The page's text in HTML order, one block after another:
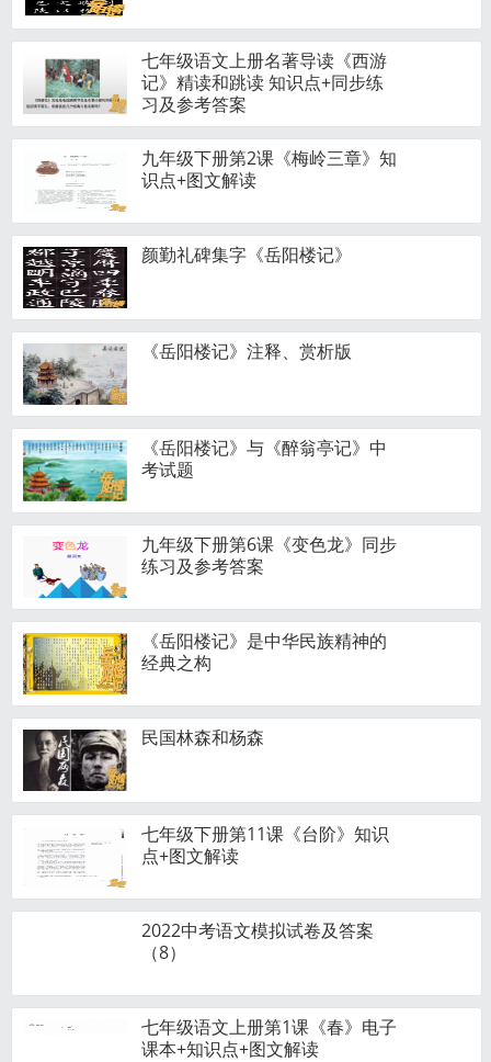
七年级语文上册名著导读《西游
记》精读和跳读 知识点+同步练
习及参考答案
九年级下册第2课《梅岭三章》知
识点+图文解读
颜勤礼碑集字《岳阳楼记》
《岳阳楼记》注释、赏析版
《岳阳楼记》与《醉翁亭记》中
考试题
九年级下册第6课《变色龙》同步
练习及参考答案
《岳阳楼记》是中华民族精神的
经典之构
民国林森和杨森
七年级下册第11课《台阶》知识
点+图文解读
2022中考语文模拟试卷及答案
（8）
七年级语文上册第1课《春》电子
课本+知识点+图文解读